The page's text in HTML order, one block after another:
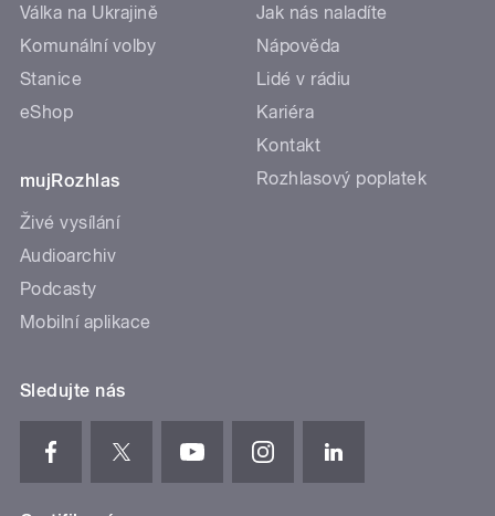
Válka na Ukrajině
Komunální volby
Stanice
eShop
mujRozhlas
Živé vysílání
Audioarchiv
Podcasty
Mobilní aplikace
Jak nás naladíte
Nápověda
Lidé v rádiu
Kariéra
Kontakt
Rozhlasový poplatek
Sledujte nás